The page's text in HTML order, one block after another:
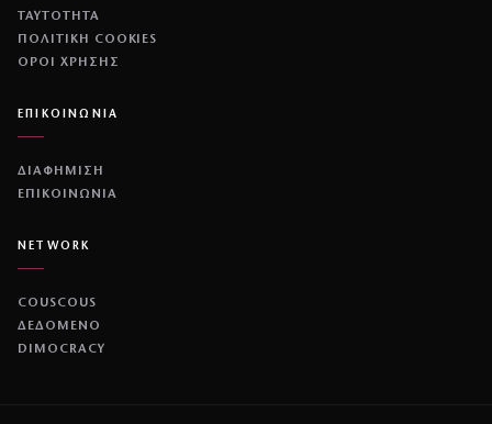
ΤΑΥΤΟΤΗΤΑ
ΠΟΛΙΤΙΚΉ COOKIES
ΌΡΟΙ ΧΡΉΣΗΣ
ΕΠΙΚΟΙΝΩΝΙΑ
ΔΙΑΦΗΜΙΣΗ
ΕΠΙΚΟΙΝΩΝΙΑ
NETWORK
COUSCOUS
ΔΕΔΟΜΕΝΟ
DIMOCRACY